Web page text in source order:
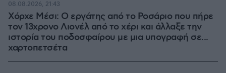
Χόρχε Μέσι: Ο εργάτης από το Ροσάριο που πήρε
τον 13χρονο Λιονέλ από το χέρι και άλλαξε την
ιστορία του ποδοσφαίρου με μια υπογραφή σε...
χαρτοπετσέτα
08.08.2026, 21:43